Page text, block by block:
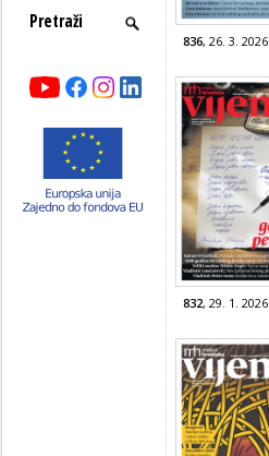
836, 26. 3. 2026
832, 29. 1. 2026